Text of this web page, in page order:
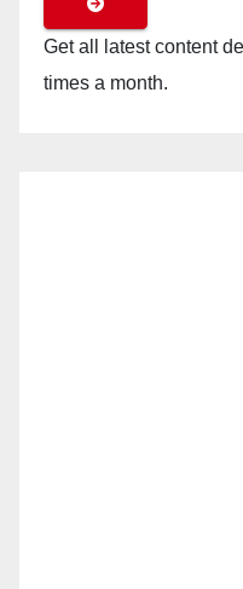
Get all latest content
times a month.